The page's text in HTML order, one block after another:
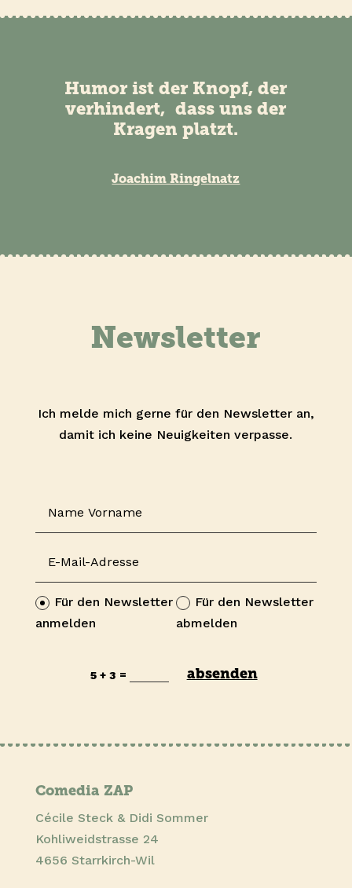
Humor ist der Knopf, der
verhindert, dass uns der
Kragen platzt.
Joachim Ringelnatz
Newsletter
Ich melde mich gerne für den Newsletter an,
damit ich keine Neuigkeiten verpasse.
Für den Newsletter
anmelden
Für den Newsletter
abmelden
5 + 3 = absenden
Comedia ZAP
Cécile Steck & Didi Sommer
Kohliweidstrasse 24
4656 Starrkirch-Wil